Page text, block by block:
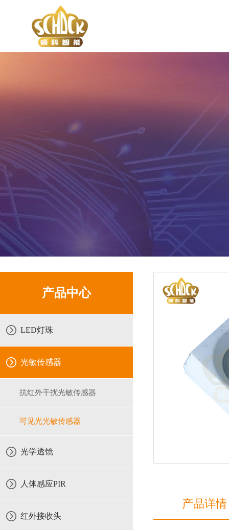
产品中心
LED灯珠
光敏传感器
抗红外干扰光敏传感器
可见光光敏传感器
光学透镜
人体感应PIR
红外接收头
产品详情